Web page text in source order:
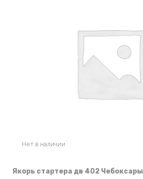
Нет в наличии
Якорь стартера дв 402 Чебоксары